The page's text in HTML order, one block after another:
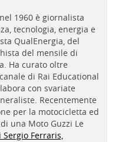
1960 è giornalista
tecnologia, energia e
QualEnergia, del
del mensile di
Ha curato oltre
di Rai Educational
con svariate
Recentemente
per la motocicletta ed
una Moto Guzzi Le
Ferraris,